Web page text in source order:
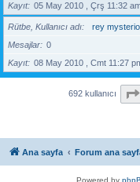
Kayıt
05 May 2010 , Çrş 11:32
Rütbe, Kullanıcı adı
rey
Mesajlar
0
Kayıt
08 May 2010 , Cmt 11:27
692 kullanıcı
Ana sayfa Forum ana
Powered by